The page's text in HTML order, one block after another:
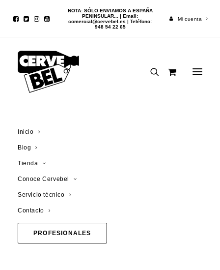
NOTA: SÓLO ENVIAMOS A ESPAÑA
PENINSULAR... | Email:
comercial@cervebel.es | Teléfono:
948 54 22 65
Mi cuenta
Inicio
Blog
Tienda
Conoce Cervebel
Servicio técnico
Contacto
PROFESIONALES
Triple De Garre: 1ª y
para comprarla en